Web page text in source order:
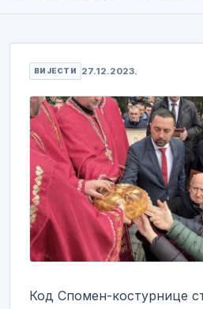
ВИЈЕСТИ 27.12.2023.
Код Спомен-костурнице